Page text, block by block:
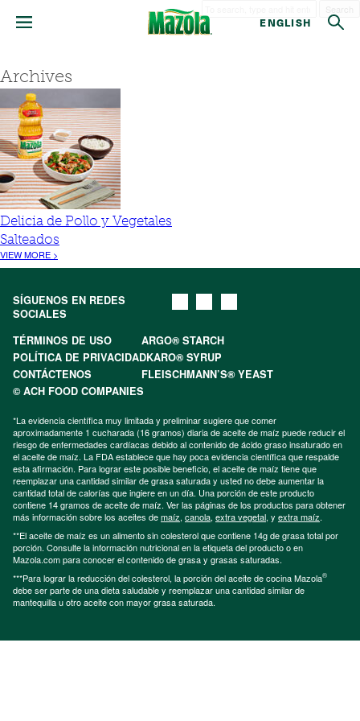
ENGLISH
Archives
Delicia de Pollo y Vegetales
Salteados
VIEW MORE >
SÍGUENOS EN REDES
SOCIALES
TÉRMINOS DE USO
ARGO® STARCH
POLÍTICA DE PRIVACIDADKARO® SYRUP
CONTÁCTENOS
FLEISCHMANN’S® YEAST
© ACH FOOD COMPANIES
*La evidencia científica muy limitada y preliminar sugiere que comer
aproximadamente 1 cucharada (16 gramos) diaria de aceite de maíz puede reducir el
riesgo de enfermedades cardíacas debido al contenido de ácido graso insaturado en
el aceite de maíz. La FDA establece que hay poca evidencia científica que respalde
esta afirmación. Para lograr este posible beneficio, el aceite de maíz tiene que
reemplazar una cantidad similar de grasa saturada y usted no debe aumentar la
cantidad total de calorías que ingiere en un día. Una porción de este producto
contiene 14 gramos de aceite de maíz. Ver las páginas de los productos para obtener
más información sobre los aceites demaíz, canola, extra vegetal, y extra maíz.
**El aceite de maíz es un alimento sin colesterol que contiene 14g de grasa total por
porción. Consulte la información nutricional en la etiqueta del producto o en
Mazola.com para conocer el contenido de grasa y grasas saturadas.
***Para lograr la reducción del colesterol, la porción del aceite de cocina Mazola®
debe ser parte de una dieta saludable y reemplazar una cantidad similar de
mantequilla u otro aceite con mayor grasa saturada.